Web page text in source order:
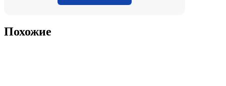
Похожие